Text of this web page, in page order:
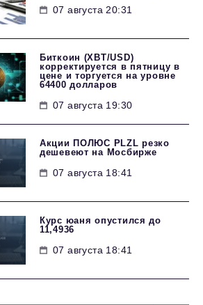
07 августа 20:31
Биткоин (XBT/USD)
корректируется в пятницу в
цене и торгуется на уровне
64400 долларов
07 августа 19:30
Акции ПОЛЮС PLZL резко
дешевеют на Мосбирже
07 августа 18:41
Курс юаня опустился до
11,4936
07 августа 18:41